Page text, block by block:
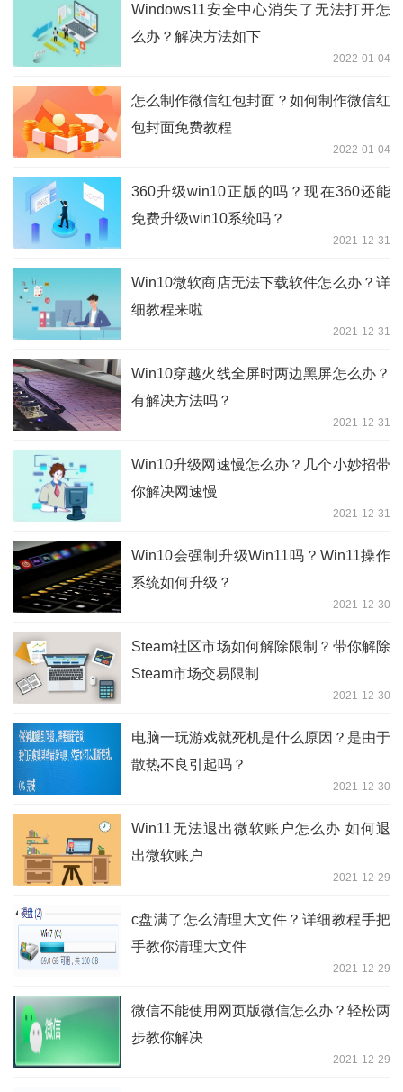
Windows11安全中心消失了无法打开怎
么办？解决方法如下
2022-01-04
怎么制作微信红包封面？如何制作微信红
包封面免费教程
2022-01-04
360升级win10正版的吗？现在360还能
免费升级win10系统吗？
2021-12-31
Win10微软商店无法下载软件怎么办？详
细教程来啦
2021-12-31
Win10穿越火线全屏时两边黑屏怎么办？
有解决方法吗？
2021-12-31
Win10升级网速慢怎么办？几个小妙招带
你解决网速慢
2021-12-31
Win10会强制升级Win11吗？Win11操作
系统如何升级？
2021-12-30
Steam社区市场如何解除限制？带你解除
Steam市场交易限制
2021-12-30
电脑一玩游戏就死机是什么原因？是由于
散热不良引起吗？
2021-12-30
Win11无法退出微软账户怎么办 如何退
出微软账户
2021-12-29
c盘满了怎么清理大文件？详细教程手把
手教你清理大文件
2021-12-29
微信不能使用网页版微信怎么办？轻松两
步教你解决
2021-12-29